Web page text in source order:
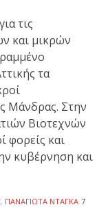
τις
και μικρών
τα
Μάνδρας. Στην
Βιοτεχνών
φορείς και
κυβέρνηση και
ΠΑΝΑΓΙΏΤΑ ΝΤΆΓΚΑ 7